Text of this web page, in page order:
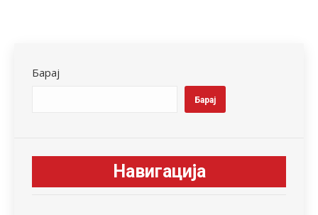
Барај
Барај
Навигација